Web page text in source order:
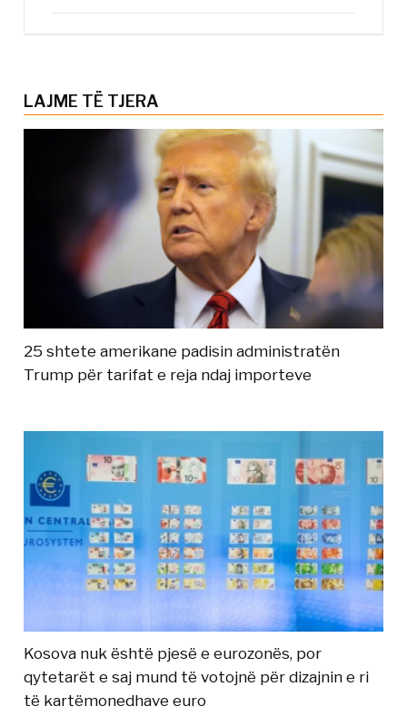
LAJME TË TJERA
25 shtete amerikane padisin administratën
Trump për tarifat e reja ndaj importeve
Kosova nuk është pjesë e eurozonës, por
qytetarët e saj mund të votojnë për dizajnin e ri
të kartëmonedhave euro